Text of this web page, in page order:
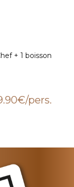
+ 1 boisson
/pers.